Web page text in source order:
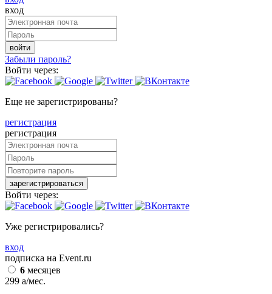
вход
войти
Забыли пароль?
Войти через:
Еще не зарегистрированы?
регистрация
регистрация
зарегистрироваться
Войти через:
Уже регистрировались?
вход
подписка на Event.ru
6 месяцев
299 a/мес.